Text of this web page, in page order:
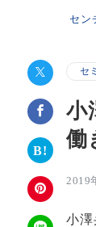
セン
セ
小
働
2019
小澤